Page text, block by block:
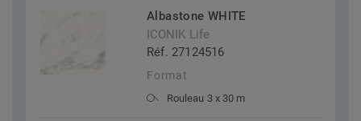
Albastone WHITE
ICONIK Life
Réf. 27124516
Format
Rouleau 3 x 30 m